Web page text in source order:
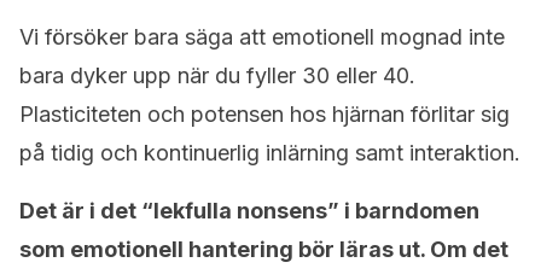
Vi försöker bara säga att emotionell mognad inte
bara dyker upp när du fyller 30 eller 40.
Plasticiteten och potensen hos hjärnan förlitar sig
på tidig och kontinuerlig inlärning samt interaktion.
Det är i det “lekfulla nonsens” i barndomen
som emotionell hantering bör läras ut. Om det